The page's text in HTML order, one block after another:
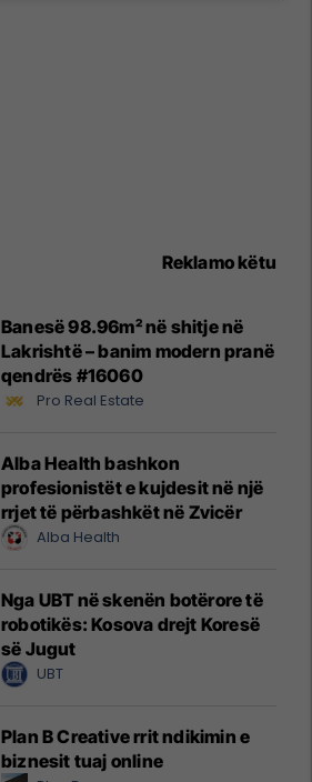
Reklamo këtu
Banesë 98.96m² në shitje në
Lakrishtë – banim modern pranë
qendrës #16060
Pro Real Estate
Alba Health bashkon
profesionistët e kujdesit në një
rrjet të përbashkët në Zvicër
Alba Health
Nga UBT në skenën botërore të
robotikës: Kosova drejt Koresë
së Jugut
UBT
Plan B Creative rrit ndikimin e
biznesit tuaj online